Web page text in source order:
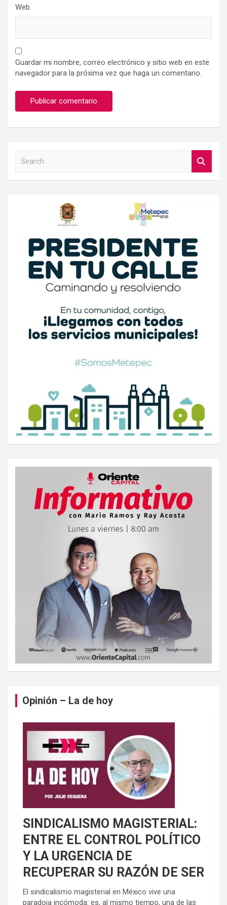
Web
Guardar mi nombre, correo electrónico y sitio web en este
navegador para la próxima vez que haga un comentario.
Opinión – La de hoy
SINDICALISMO MAGISTERIAL:
ENTRE EL CONTROL POLÍTICO
Y LA URGENCIA DE
RECUPERAR SU RAZÓN DE SER
El sindicalismo magisterial en México vive una
paradoja incómoda: es, al mismo tiempo, una de las